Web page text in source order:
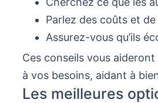
Parlez des coûts et
Assurez-vous qu’ils
Ces conseils vous
à vos besoins, aidant à
Les meilleures